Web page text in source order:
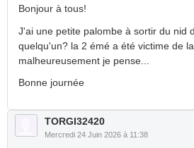
Bonjour à tous!
J'ai une petite palombe à sortir du nid
quelqu'un? la 2 émé a été victime de
malheureusement je pense...
Bonne journée
TORGI32420
Mercredi 24 Juin 2026 à 11:38